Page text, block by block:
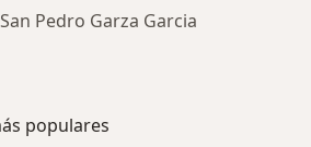
Pedro Garza Garcia
populares